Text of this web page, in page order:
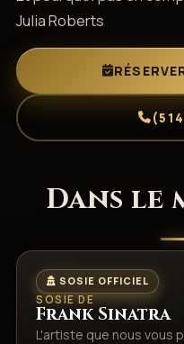
Julia Roberts
Dans le
SOSIE OFFICIEL
SOSIE DE
Frank Sinatra
L'artiste que nous vous